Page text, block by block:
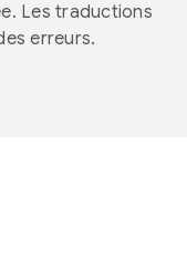
Les traductions
erreurs.